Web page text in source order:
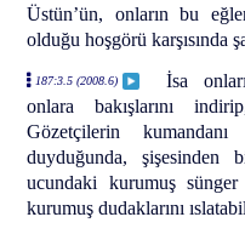
Üstün’ün, onların bu
olduğu hoşgörü karşısında
187:3.5 (2008.6)
İsa
onlara bakışlarını
Gözetçilerin
duyduğunda,
ucundaki kurumuş
kurumuş dudaklarını